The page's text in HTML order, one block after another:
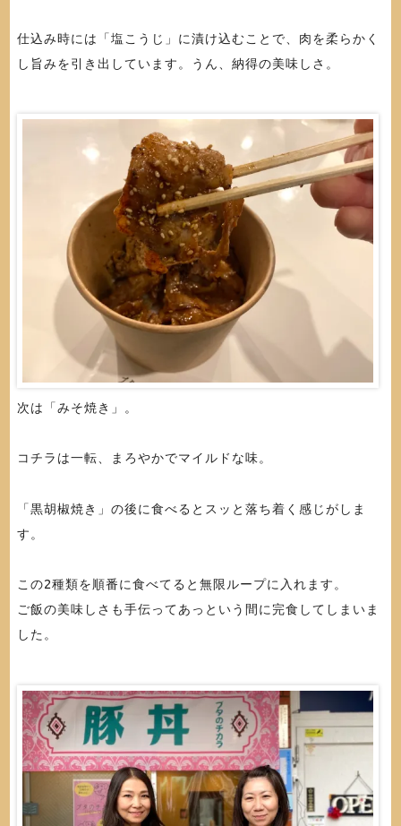
仕込み時には「塩こうじ」に漬け込むことで、肉を柔らかく
し旨みを引き出しています。うん、納得の美味しさ。
次は「みそ焼き」。
コチラは一転、まろやかでマイルドな味。
「黒胡椒焼き」の後に食べるとスッと落ち着く感じがしま
す。
この2種類を順番に食べてると無限ループに入れます。
ご飯の美味しさも手伝ってあっという間に完食してしまいま
した。